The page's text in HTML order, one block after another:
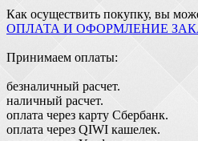
Как осуществить покупку, вы
ОПЛАТА И ОФОРМЛЕНИЕ
Принимаем оплаты:
безналичный расчет.
наличный расчет.
оплата через карту Сбербанк.
оплата через QIWI кашелек.